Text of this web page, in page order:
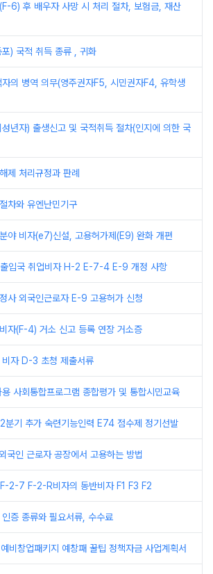
6) 후 배우자 사망 시 처리 절차, 보험금, 재산
포) 국적 취득 종류 , 귀화
자의 병역 의무(영주권자F5, 시민권자F4, 유학생
성년자) 출생신고 및 국적취득 절차(인지에 의한 국
제 처리규정과 판례
차와 유엔난민기구
야 비자(e7)신설, 고용허가제(E9) 완화 개편
입국 취업비자 H-2 E-7-4 E-9 개정 사항
사 외국인근로자 E-9 고용허가 신청
자(F-4) 거소 신고 등록 연장 거소증
비자 D-3 초청 제출서류
용 사회통합프로그램 종합평가 및 통합시민교육
기 추가 숙련기능인력 E74 점수제 정기선발
국인 근로자 공장에서 고용하는 방법
2-7 F-2-R비자의 동반비자 F1 F3 F2
인증 종류와 필요서류, 수수료
비창업패키지 예창패 꿀팁 정책자금 사업계획서